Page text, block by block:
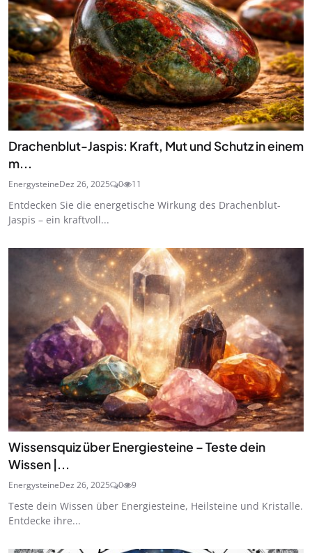
Drachenblut-Jaspis: Kraft, Mut und Schutz in einem
m...
EnergysteineDez 26, 2025 0 11
Entdecken Sie die energetische Wirkung des Drachenblut-
Jaspis – ein kraftvoll...
Wissensquiz über Energiesteine – Teste dein
Wissen |...
EnergysteineDez 26, 2025 0 9
Teste dein Wissen über Energiesteine, Heilsteine und Kristalle.
Entdecke ihre...